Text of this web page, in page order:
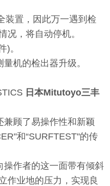
装置，因此万一遇到检
况，将自动停机。
)。
机的检出器升级。
日本Mitutoyo三丰
顾了易操作性和新颖
和“SURFTEST"的传
操作者的这一面带有倾斜
作业地的压力，实现良